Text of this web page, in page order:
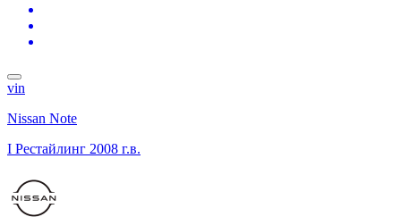
vin
Nissan Note
I Рестайлинг 2008 г.в.